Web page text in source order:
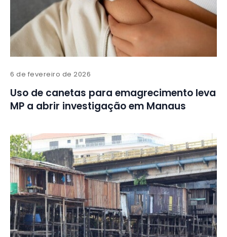
6 de fevereiro de 2026
Uso de canetas para emagrecimento leva
MP a abrir investigação em Manaus